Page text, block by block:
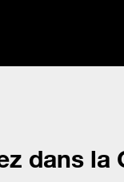
dans la